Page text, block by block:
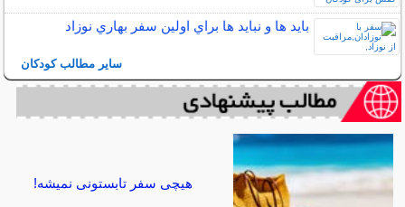
بايد ها و نبايد ها براي اولين سفر بهاري نوزاد
سایر مطالب کودکان
هیچی سفر تابستونی نمیشه!